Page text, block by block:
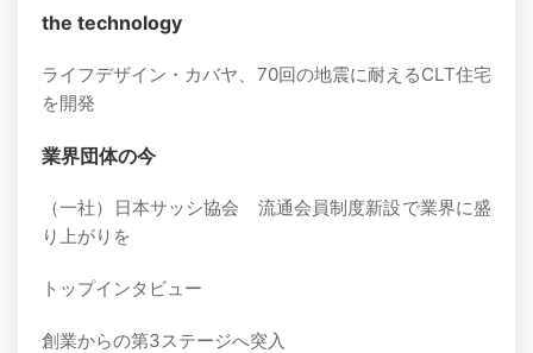
the technology
ライフデザイン・カバヤ、70回の地震に耐えるCLT住宅
を開発
業界団体の今
（一社）日本サッシ協会 流通会員制度新設で業界に盛
り上がりを
トップインタビュー
創業からの第3ステージへ突入